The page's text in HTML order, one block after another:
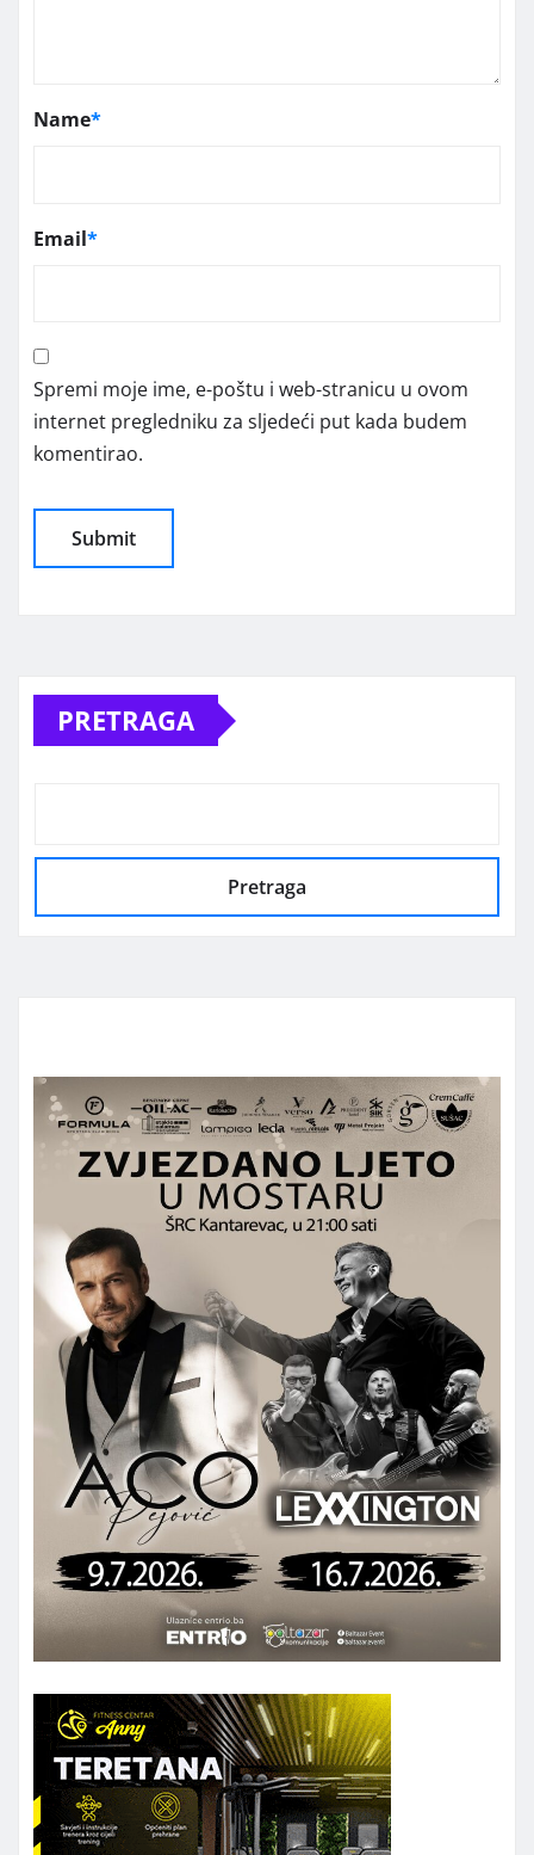
Name*
Email*
Spremi moje ime, e-poštu i web-stranicu u ovom
internet pregledniku za sljedeći put kada budem
komentirao.
PRETRAGA
Pretraga